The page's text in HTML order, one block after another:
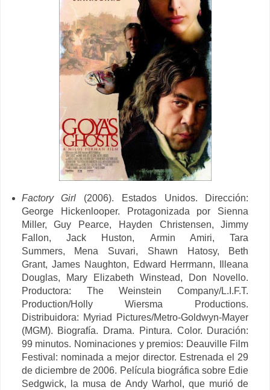
Factory Girl (2006). Estados Unidos. Dirección:
George Hickenlooper. Protagonizada por Sienna
Miller,Guy Pearce, Hayden Christensen,Jimmy
Fallon, Jack Huston, Armin Amiri,Tara
Summers, Mena Suvari, Shawn Hatosy, Beth
Grant, James Naughton, Edward Herrmann,
Illeana
Douglas,
Mary Elizabeth Winstead,
Don Novello.
Productora: TheWeinstein Company/L.I.F.T.
Production/Holly Wiersma Productions.
Distribuidora: Myriad Pictures/Metro-Goldwyn-Mayer
(MGM). Biografía. Drama. Pintura. Color. Duración:
99 minutos. Nominaciones y premios: Deauville Film
Festival: nominada a mejor director. Estrenada el 29
de diciembre de 2006. Película biográfica sobre Edie
Sedgwick, la musa de Andy Warhol, que murió de